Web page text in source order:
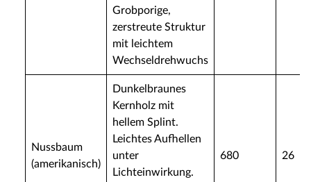
Grobporige,
zerstreute Struktur
mit leichtem
Wechseldrehwuchs
Nussbaum
(amerikanisch)
Dunkelbraunes
Kernholz mit
hellem Splint.
Leichtes Aufhellen
unter
Lichteinwirkung.
680 26